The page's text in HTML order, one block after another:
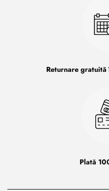
Returnare
Plată